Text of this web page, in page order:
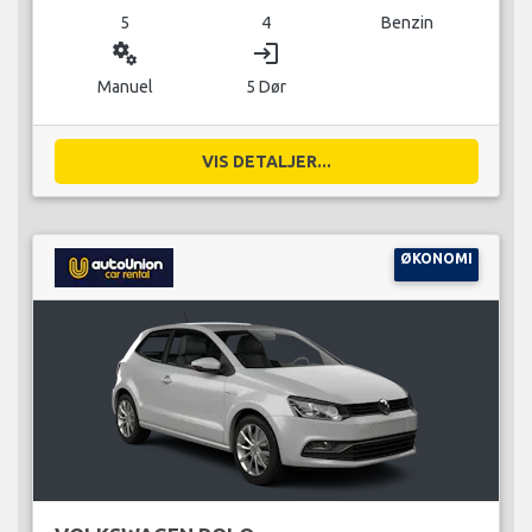
5 4 Benzin
miscellaneous_services
Manuel
login
5 Dør
VIS DETALJER...
ØKONOMI